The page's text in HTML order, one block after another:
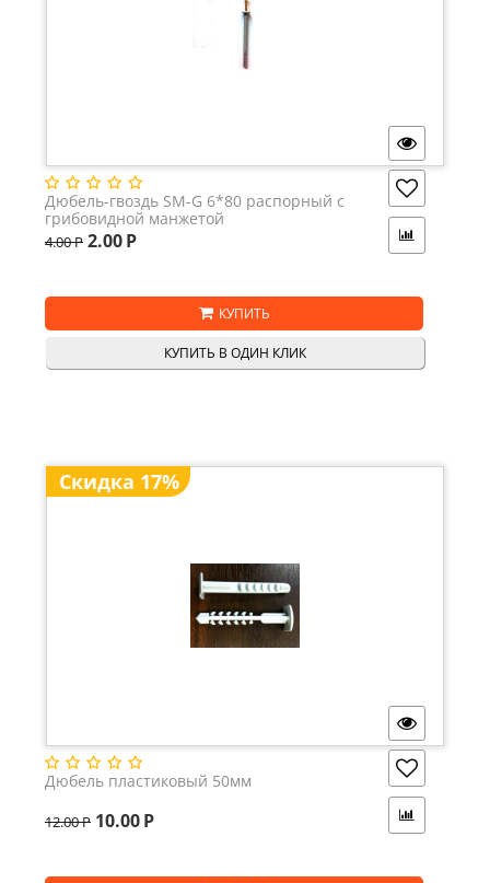
Дюбель-гвоздь SM-G 6*80 распорный с
грибовидной манжетой
4.00Р 2.00Р
КУПИТЬ
КУПИТЬ В ОДИН КЛИК
Скидка 17%
Дюбель пластиковый 50мм
12.00Р 10.00Р